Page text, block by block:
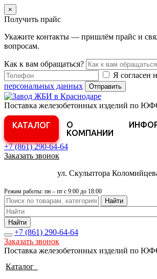
×
Получить прайс
Укажите контакты — пришлём прайс и
вопросам.
Как к вам обращаться?
Я согласен
персональных данных
Отправить
Поставка железобетонных изделий по
КАТАЛОГ
О
КОМПАНИИ
+7 (861)290-64-64
Заказать звонок
ул. Скульптора
Режим работы: пн – пт с 9:00 до 18:00
Найти
Найти
+7 (861) 290-64-64
Заказать звонок
Поставка железобетонных изделий по
Каталог